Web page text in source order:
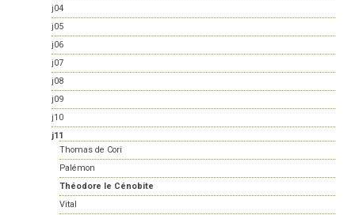
j04
j05
j06
j07
j08
j09
j10
j11
Thomas de Cori
Palémon
Théodore le Cénobite
Vital